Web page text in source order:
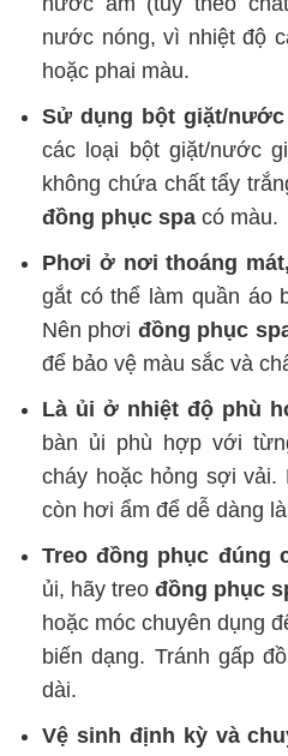
nước nóng, vì nhiệt độ
hoặc phai màu.
Sử dụng bột giặt/
các loại bột giặt/nước
không chứa chất tẩy
đồng phục spa có màu.
Phơi ở nơi thoáng
gắt có thể làm quần áo
Nên phơi đồng phục
để bảo vệ màu sắc và
Là ủi ở nhiệt độ phù
bàn ủi phù hợp với
cháy hoặc hỏng sợi vải.
còn hơi ẩm để dễ dàng
Treo đồng phục đúng
ủi, hãy treo đồng phục
hoặc móc chuyên dụng
biến dạng. Tránh gấp
dài.
Vệ sinh định kỳ và